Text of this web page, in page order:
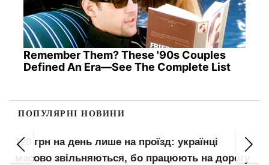
Remember Them? These '90s Couples
Defined An Era—See The Complete List
ПОПУЛЯРНІ НОВИНИ
120 грн на день лише на проїзд: українці
масово звільняються, бо працюють на дорогу